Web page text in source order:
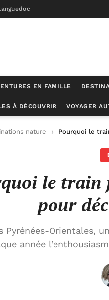
EN FAMILLE
À DÉCOUVRIR VOYAGER
nature Pourquoi le
le train
pour
Pyrénées-Orientales,
année